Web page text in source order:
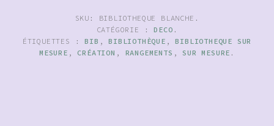
SKU: BIBLIOTHEQUE BLANCHE .
CATÉGORIE :DECO .
ÉTIQUETTES :BIB ,BIBLIOTHÈQUE ,BIBLIOTHEQUE SUR
MESURE , CRÉATION , RANGEMENTS ,SUR MESURE .